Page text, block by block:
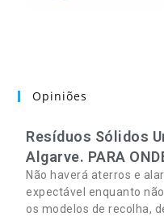
Opiniões
Resíduos Sólidos
Algarve. PARA
Não haverá aterros e
expectável enquanto
os modelos de recolha,